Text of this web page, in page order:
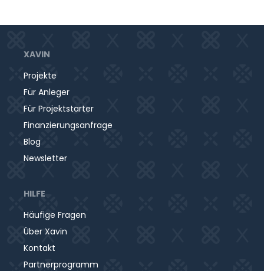
XAVIN
Projekte
Für Anleger
Für Projektstarter
Finanzierungsanfrage
Blog
Newsletter
HILFE
Häufige Fragen
Über Xavin
Kontakt
Partnerprogramm